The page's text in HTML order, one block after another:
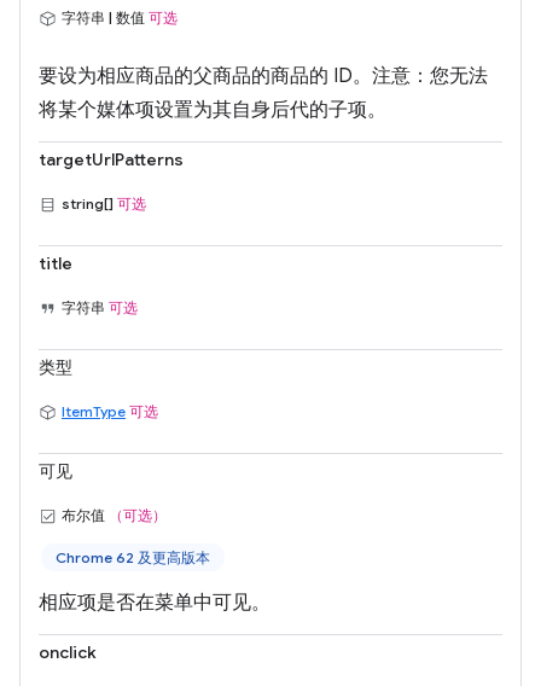
字符串 | 数值 可选
要设为相应商品的父商品的商品的 ID。注意：您无法
将某个媒体项设置为其自身后代的子项。
targetUrlPatterns
string[] 可选
title
字符串 可选
类型
ItemType 可选
可见
布尔值 （可选）
Chrome 62 及更高版本
相应项是否在菜单中可见。
onclick